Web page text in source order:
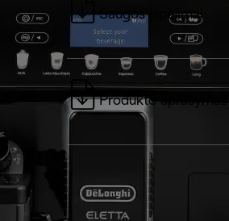
Saugos įspėjimai
Produkto aprašymas